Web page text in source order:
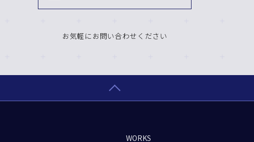
お気軽にお問い合わせください
WORKS